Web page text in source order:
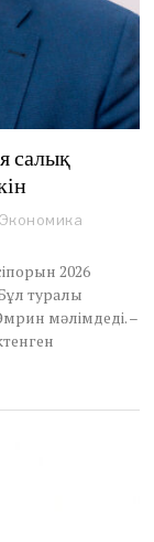
салық
Экономика
2026
туралы
мәлімдеді. –